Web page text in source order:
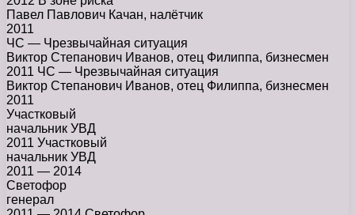
Павел Павлович Качан, налётчик
2011
ЧС — Чрезвычайная ситуация
Виктор Степанович Иванов, отец Филиппа, бизнесмен
2011 ЧС — Чрезвычайная ситуация
Виктор Степанович Иванов, отец Филиппа, бизнесмен
2011
Участковый
начальник УВД
2011 Участковый
начальник УВД
2011 — 2014
Светофор
генерал